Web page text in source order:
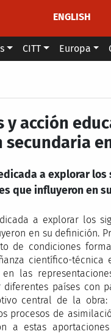
ENGLISH
CITT Europa
y acción
a explorar
que influyeron en
a explorar los
en su definición.
de condiciones
científico-técnica
en las
diferentes países con
central de la
procesos de
a estas